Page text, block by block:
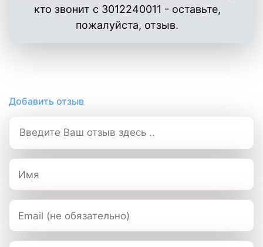
кто звонит с 3012240011 - оставьте,
пожалуйста, отзыв.
Добавить отзыв